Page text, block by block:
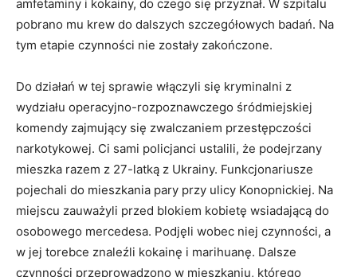
amfetaminy i kokainy, do czego się przyznał. W szpitalu
pobrano mu krew do dalszych szczegółowych badań. Na
tym etapie czynności nie zostały zakończone.
Do działań w tej sprawie włączyli się kryminalni z
wydziału operacyjno-rozpoznawczego śródmiejskiej
komendy zajmujący się zwalczaniem przestępczości
narkotykowej. Ci sami policjanci ustalili, że podejrzany
mieszka razem z 27-latką z Ukrainy. Funkcjonariusze
pojechali do mieszkania pary przy ulicy Konopnickiej. Na
miejscu zauważyli przed blokiem kobietę wsiadającą do
osobowego mercedesa. Podjęli wobec niej czynności, a
w jej torebce znaleźli kokainę i marihuanę. Dalsze
czynności przeprowadzono w mieszkaniu, którego